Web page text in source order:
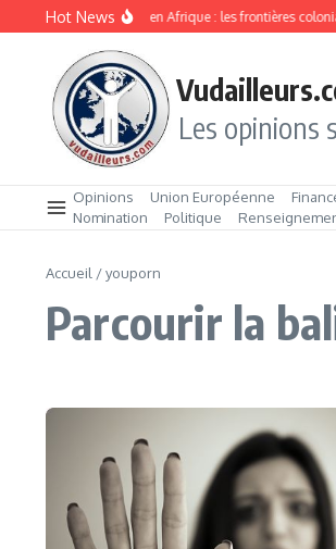
Aller au contenu
Hot News
Division ethnique en Afrique : les frontières
Les opinions
Opinions Union Européenne
Nomination
Politique
Accueil /youporn
Parcourir la